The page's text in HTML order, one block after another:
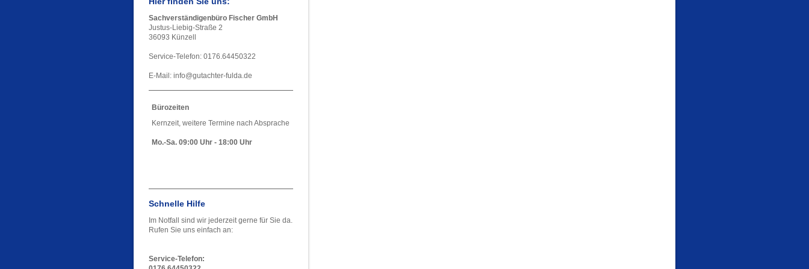
Sachverständigenbüro Fischer GmbH
Justus-Liebig-Straße 2
36093 Künzell
Service-Telefon: 0176.64450322
E-Mail: info@gutachter-fulda.de
Bürozeiten
Kernzeit, weitere Termine nach Absprache
Mo.-Sa. 09:00 Uhr - 18:00 Uhr
Schnelle Hilfe
Im Notfall sind wir jederzeit gerne für Sie da.
Rufen Sie uns einfach an:
Service-Telefon: